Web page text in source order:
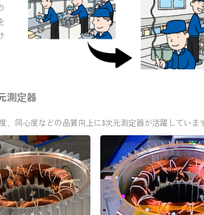
測定器
同心度などの品質向上に3次元測定器が活躍していま